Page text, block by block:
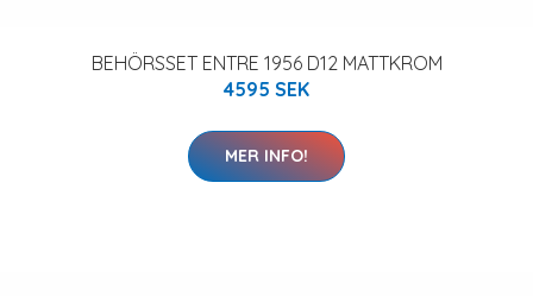
BEHÖRSSET ENTRE 1956 D12 MATTKROM
4595 SEK
MER INFO!